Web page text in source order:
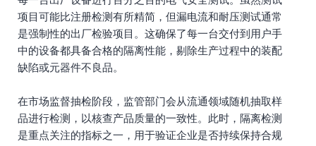
项目可能比注册检测有所精简，但漏电流和耐压测试通常
是强制性的出厂检验项目。这确保了每一台交付到用户手
中的设备都具备合格的隔离性能，剔除生产过程中的装配
缺陷或元器件不良品。
在市场监督抽检阶段，监管部门会从流通领域随机抽取样
品进行检测，以核查产品质量的一致性。此时，隔离检测
是重点关注的指标之一，用于验证企业是否持续保持合规